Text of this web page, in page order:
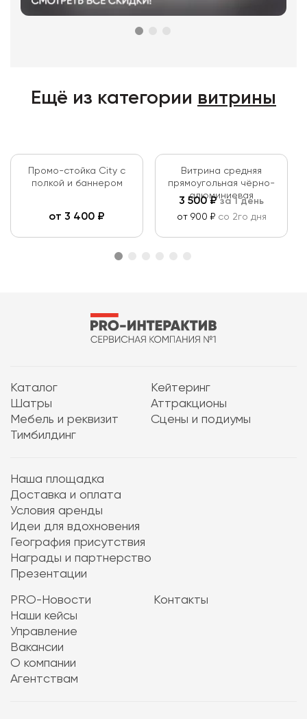
Ещё из категории витрины
Промо-стойка City с
полкой и баннером
от 3 400 ₽
Витрина средняя
прямоугольная чёрно-
алюминиевая
3 500₽за 1 день
от 900 ₽ со 2го дня
Каталог
Кейтеринг
Шатры
Аттракционы
Мебель и реквизит
Сцены и подиумы
Тимбилдинг
Наша площадка
Доставка и оплата
Условия аренды
Идеи для вдохновения
География присутствия
Награды и партнерство
Презентации
PRO-Новости
Наши кейсы
Управление
Вакансии
О компании
Агентствам
Контакты